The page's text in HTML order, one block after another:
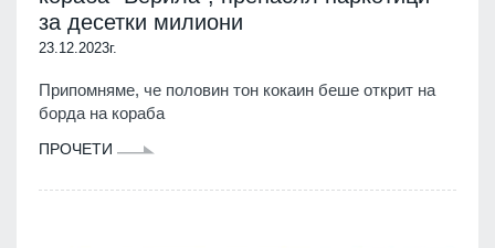
за десетки милиони
23.12.2023г.
Припомняме, че половин тон кокаин беше открит на
борда на кораба
ПРОЧЕТИ